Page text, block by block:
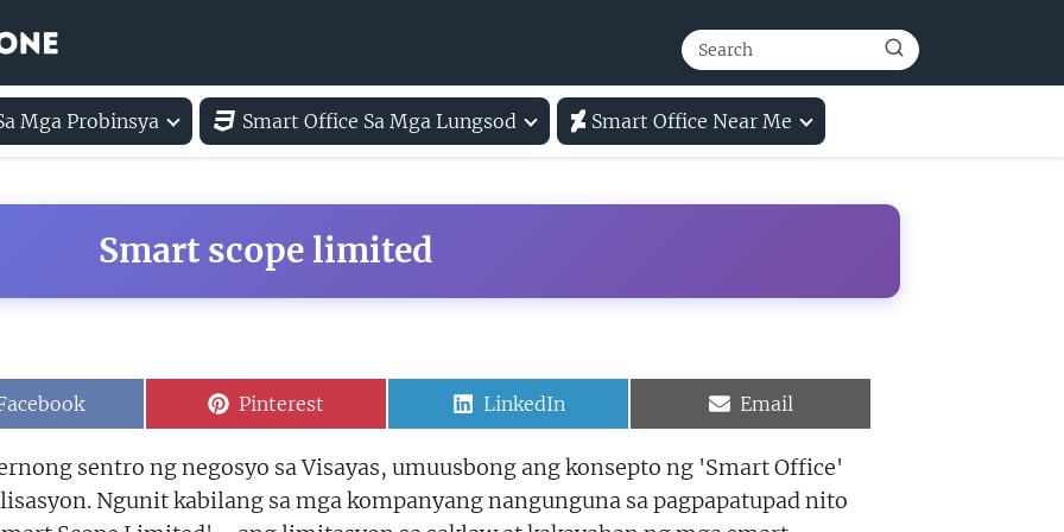
Mga Probinsya Smart Office Sa Mga Lungsod Smart Office Near Me
Smart scope limited
Share
Pinterest
Share
LinkedIn
Share
Email
sentro ng negosyo sa Visayas, umuusbong ang konsepto ng 'Smart Office'
Ngunit kabilang sa mga kompanyang nangunguna sa pagpapatupad nito